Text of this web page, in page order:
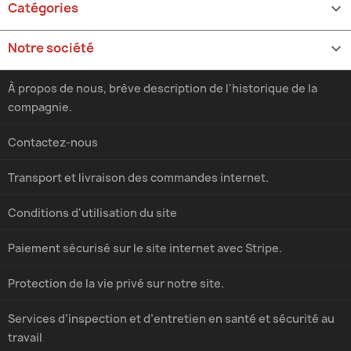
Catégories 
Notre société 
Transport et livraison des commandes internet.
Conditions d'utilisation du site
À propos de nous, brève description de l'historique de la
compagnie.
Paiement sécurisé sur le site internet avec Stripe.
Protection de la vie privé sur notre site.
Services d’inspection et d’entretien en santé et sécurité au
travail
Contactez-nous